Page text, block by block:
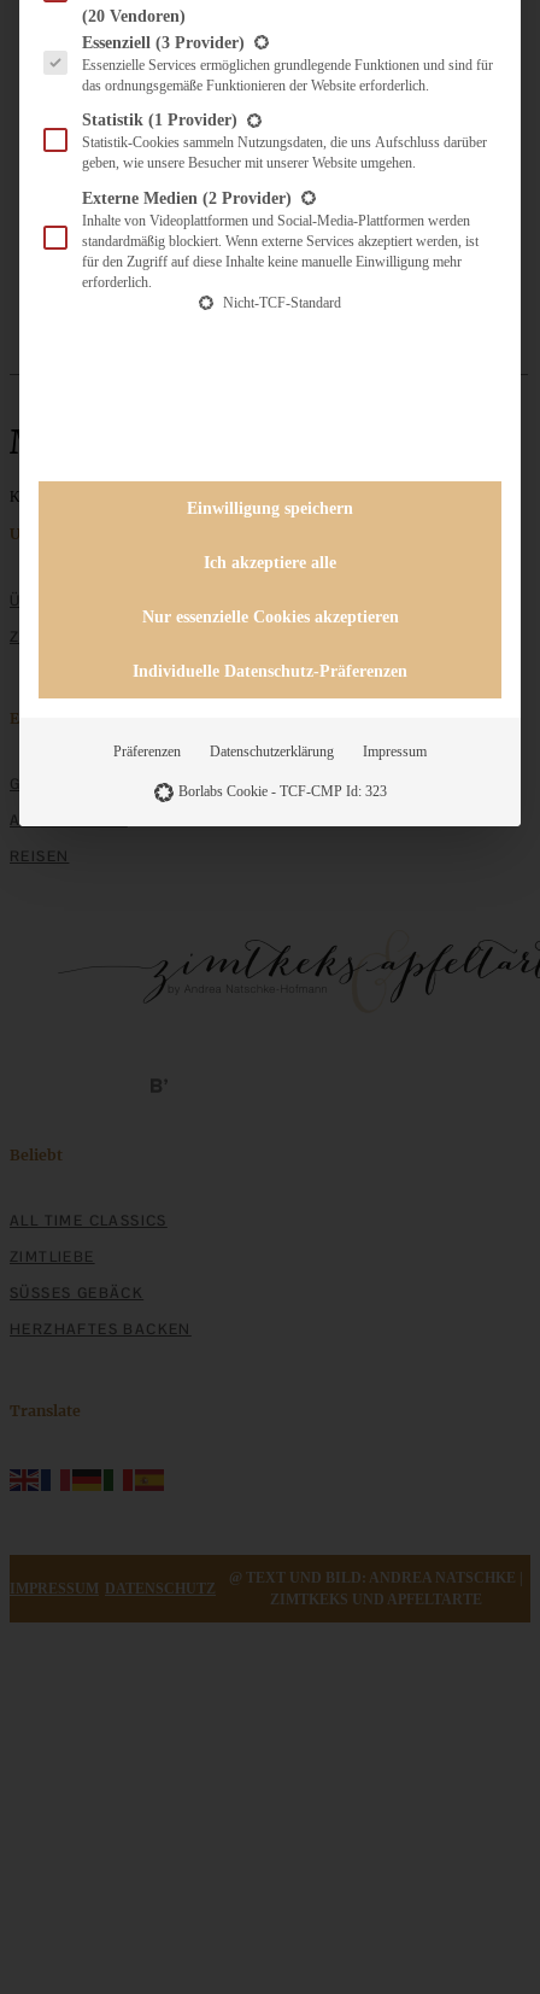
UNTERWEGS
KULINARISCH UNTERWEGS
ÜBER MICH
ZUSAMMENARBEIT
Mascarpone
Keine Beiträge gefunden
Unternehmen
ÜBER MICH
ZUSAMMENARBEIT
Entdecken
GRUNDLAGEN
ALLE REZEPTE
REISEN
Beliebt
ALL TIME CLASSICS
ZIMTLIEBE
SÜSSES GEBÄCK
HERZHAFTES BACKEN
Translate
IMPRESSUM DATENSCHUTZ
@ TEXT UND BILD: ANDREA NATSCHKE |
ZIMTKEKS UND APFELTARTE
(20 Vendoren)
Es folgt eine Liste der Service-Gruppen, für die eine Einwilligung erteilt werden
Essenziell (3 Provider)
Essenzielle Services ermöglichen grundlegende Funktionen und sind für
das ordnungsgemäße Funktionieren der Website erforderlich.
Statistik (1 Provider)
Statistik-Cookies sammeln Nutzungsdaten, die uns Aufschluss darüber
geben, wie unsere Besucher mit unserer Website umgehen.
Externe Medien (2 Provider)
Inhalte von Videoplattformen und Social-Media-Plattformen werden
standardmäßig blockiert. Wenn externe Services akzeptiert werden, ist
für den Zugriff auf diese Inhalte keine manuelle Einwilligung mehr
erforderlich.
Nicht-TCF-Standard
Einwilligung speichern
Ich akzeptiere alle
Nur essenzielle Cookies akzeptieren
Individuelle Datenschutz-Präferenzen
Präferenzen Datenschutzerklärung Impressum
Borlabs Cookie - TCF-CMP Id: 323